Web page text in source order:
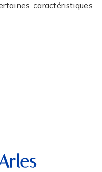
caractéristiques